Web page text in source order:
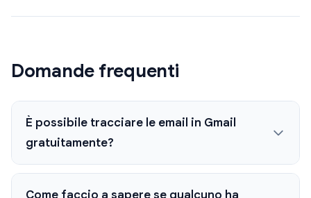
Domande frequenti
È possibile tracciare le email in Gmail
gratuitamente?
Come faccio a sapere se qualcuno ha